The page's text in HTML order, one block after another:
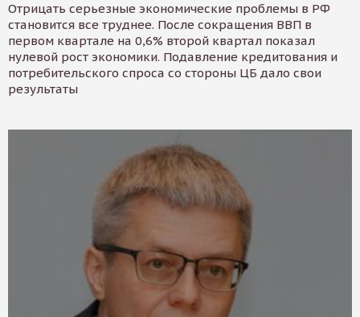
Отрицать серьезные экономические проблемы в РФ
становится все труднее. После сокращения ВВП в
первом квартале на 0,6% второй квартал показал
нулевой рост экономики. Подавление кредитования и
потребительского спроса со стороны ЦБ дало свои
результаты